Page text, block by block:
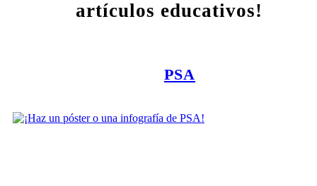
artículos educativos!
PSA